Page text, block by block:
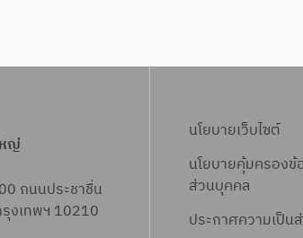
ญ่
ถนนประชาชื่น
งเทพฯ 10210
นโยบายเว็บไซต์
นโยบายคุ้มครองข้
ส่วนบุคคล
ประกาศความเป็น